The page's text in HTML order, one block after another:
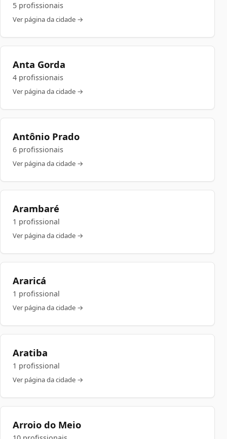
5 profissionais
Ver página da cidade →
Anta Gorda
4 profissionais
Ver página da cidade →
Antônio Prado
6 profissionais
Ver página da cidade →
Arambaré
1 profissional
Ver página da cidade →
Araricá
1 profissional
Ver página da cidade →
Aratiba
1 profissional
Ver página da cidade →
Arroio do Meio